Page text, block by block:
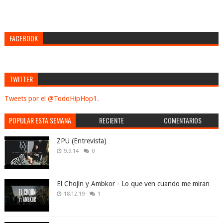
FACEBOOK
TWITTER
Tweets por el @TodoHipHop1.
POPULAR ESTA SEMANA RECIENTE COMENTARIOS
ZPU (Entrevista)
9.9.14 0
El Chojin y Ambkor - Lo que ven cuando me miran
18.12.19 1